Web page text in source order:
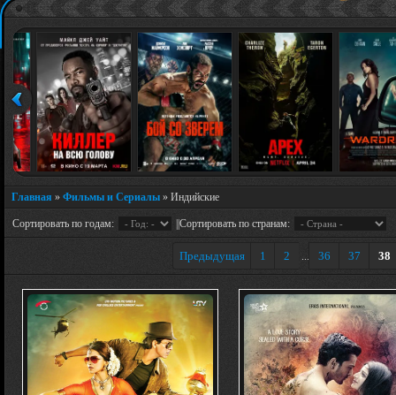
Главная » Фильмы и Сериалы » Индийские
Сортировать по годам: ||Сортировать по странам:
Предыдущая 1 2 ... 36 37 38